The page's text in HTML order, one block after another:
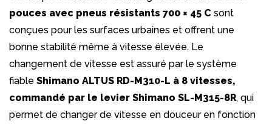
pouces avec pneus résistants 700 × 45 C sont
conçues pour les surfaces urbaines et offrent une
bonne stabilité même à vitesse élevée. Le
changement de vitesse est assuré par le système
fiable Shimano ALTUS RD-M310-L à 8 vitesses,
commandé par le levier Shimano SL-M315-8R, qui
permet de changer de vitesse en douceur en fonction